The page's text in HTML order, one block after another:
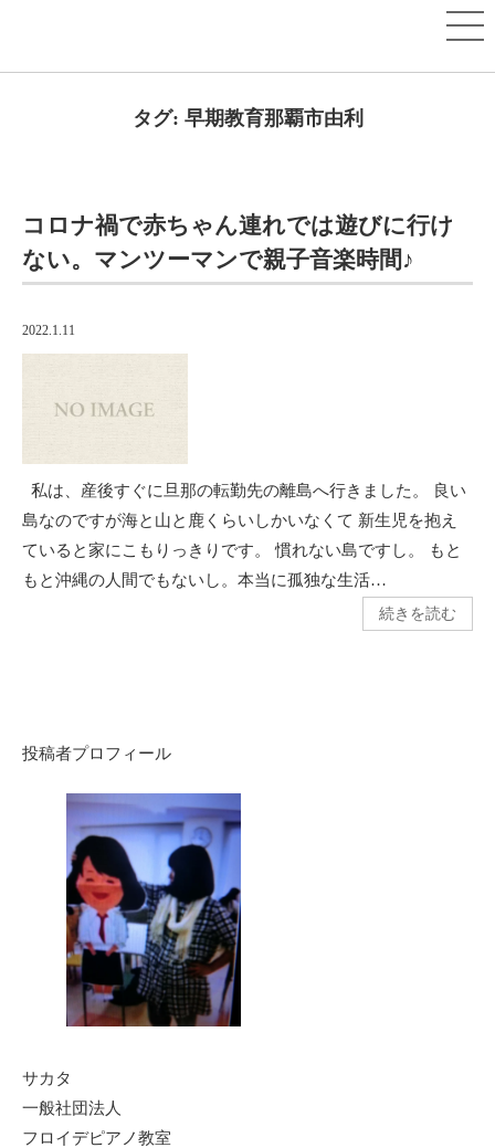
タグ: 早期教育那覇市由利
コロナ禍で赤ちゃん連れでは遊びに行け
ない。マンツーマンで親子音楽時間♪
2022.1.11
私は、産後すぐに旦那の転勤先の離島へ行きました。 良い
島なのですが海と山と鹿くらいしかいなくて 新生児を抱え
ていると家にこもりっきりです。 慣れない島ですし。 もと
もと沖縄の人間でもないし。本当に孤独な生活…
続きを読む
投稿者プロフィール
サカタ
一般社団法人
フロイデピアノ教室